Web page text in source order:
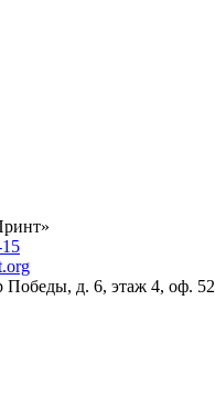
Победы, д. 6, этаж 4, оф. 52